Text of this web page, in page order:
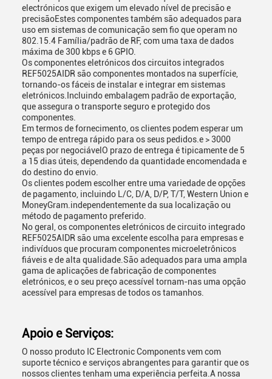
electrónicos que exigem um elevado nível de precisão e
precisãoEstes componentes também são adequados para
uso em sistemas de comunicação sem fio que operam no
802.15.4 Família/padrão de RF, com uma taxa de dados
máxima de 300 kbps e 6 GPIO.
Os componentes eletrónicos dos circuitos integrados
REF5025AIDR são componentes montados na superfície,
tornando-os fáceis de instalar e integrar em sistemas
eletrónicos.Incluindo embalagem padrão de exportação,
que assegura o transporte seguro e protegido dos
componentes.
Em termos de fornecimento, os clientes podem esperar um
tempo de entrega rápido para os seus pedidos.e > 3000
peças por negociávelO prazo de entrega é tipicamente de 5
a 15 dias úteis, dependendo da quantidade encomendada e
do destino do envio.
Os clientes podem escolher entre uma variedade de opções
de pagamento, incluindo L/C, D/A, D/P, T/T, Western Union e
MoneyGram.independentemente da sua localização ou
método de pagamento preferido.
No geral, os componentes eletrónicos de circuito integrado
REF5025AIDR são uma excelente escolha para empresas e
indivíduos que procuram componentes microeletrônicos
fiáveis e de alta qualidade.São adequados para uma ampla
gama de aplicações de fabricação de componentes
eletrónicos, e o seu preço acessível tornam-nas uma opção
acessível para empresas de todos os tamanhos.
Apoio e Serviços:
O nosso produto IC Electronic Components vem com
suporte técnico e serviços abrangentes para garantir que os
nossos clientes tenham uma experiência perfeita.A nossa